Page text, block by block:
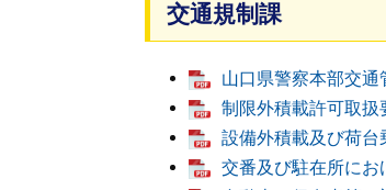
交通規制課
山口県警察本部交通
制限外積載許可取扱
設備外積載及び荷台
交番及び駐在所にお